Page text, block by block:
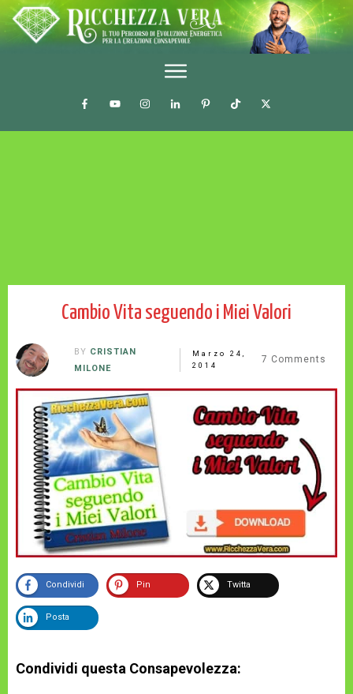
Cambio Vita seguendo i Miei Valori
BY CRISTIAN
MILONE
Marzo 24,
2014
7 Comments
Condividi Pin Twitta
Posta
Condividi questa Consapevolezza: